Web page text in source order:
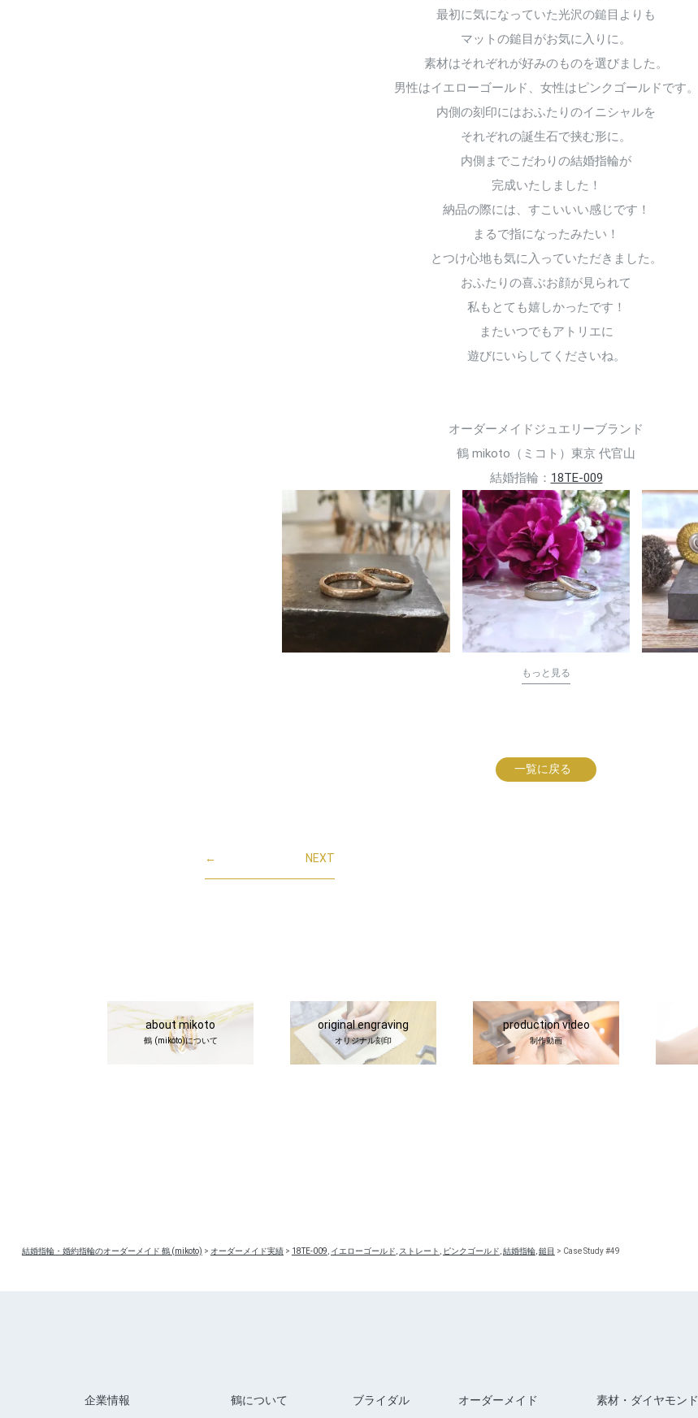
最初に気になっていた光沢の鎚目よりも
マットの鎚目がお気に入りに。
素材はそれぞれが好みのものを選びました。
男性はイエローゴールド、女性はピンクゴールドです。
内側の刻印にはおふたりのイニシャルを
それぞれの誕生石で挟む形に。
内側までこだわりの結婚指輪が
完成いたしました！
納品の際には、すこいいい感じです！
まるで指になったみたい！
とつけ心地も気に入っていただきました。
おふたりの喜ぶお顔が見られて
私もとても嬉しかったです！
またいつでもアトリエに
遊びにいらしてくださいね。
オーダーメイドジュエリーブランド
鶴 mikoto（ミコト）東京 代官山
結婚指輪： 18TE-009
もっと見る
一覧に戻る
← NEXT
about mikoto
鶴 (mikoto)について
original engraving
オリジナル刻印
production video
制作動画
結婚指輪・婚約指輪のオーダーメイド 鶴 (mikoto) > オーダーメイド実績> 18TE-009 イエローゴールド ストレート ピンクゴールド 結婚指輪, 鎚目 > Case Study #49
企業情報 鶴について ブライダル オーダーメイド 素材・ダイヤモンド